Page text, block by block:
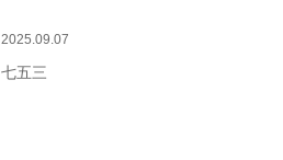
2025.09.07
七五三